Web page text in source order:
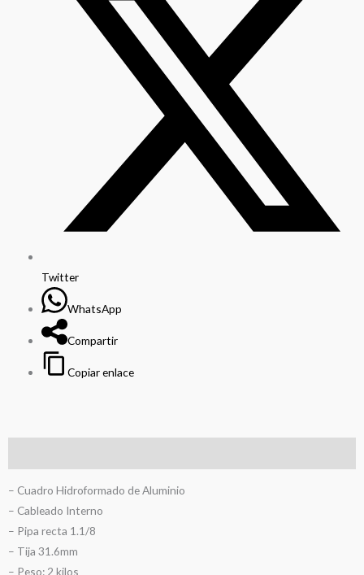
Twitter
WhatsApp
Compartir
Copiar enlace
– Cuadro Hidroformado de Aluminio
– Cableado Interno
– Pipa recta 1.1/8
– Tija 31.6mm
– Peso: 2 kilos